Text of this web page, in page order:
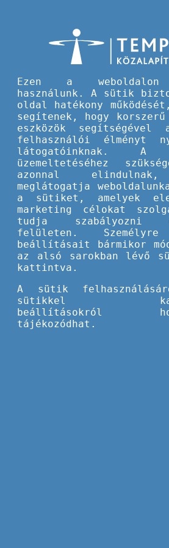
Idén Gdańsk-ban
EuroSkills 2023-ra!
Nyolcadik alkalommal
emlegetett
egyénileg és
tanulnak és a
A
A látogatók
megtapasztalás
Ezen a
használunk. A sütik
oldal hatékony
segítenek, hogy korszerű
eszközök segítségével
felhasználói élményt
látogatóinknak. A
üzemeltetéséhez
azonnal
meglátogatja
a sütiket, amelyek
marketing célokat
tudja szabályozni
felületen.
beállításait bármikor
az alsó sarokban lévő
kattintva.
A sütik
sütikkel
beállításokról
tájékozódhat.